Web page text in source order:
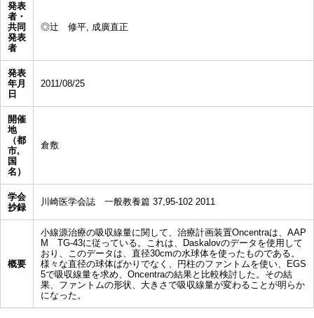
発表
者・
共同
発表
者
◎辻 修平, 成廣直正
発表
年月
日
2011/08/25
開催
地
（都
市,
国
名）
倉敷
学会
抄録
川崎医学会誌 一般教養篇 37,95-102 2011
概要
小線源治療の吸収線量に関して、治療計画装置Oncentraは、AAP
M TG-43に従っている。これは、Daskalovのデータを使用して
おり、このデータは、直径30cmの水球体を使ったものである。
様々な直径の球体ばかりでなく、円柱のファントムを使い、EGS
5で吸収線量を求め、Oncentraの結果と比較検討した。その結
果、ファントムの形状、大きさで吸収線量が変わることが明らか
になった。